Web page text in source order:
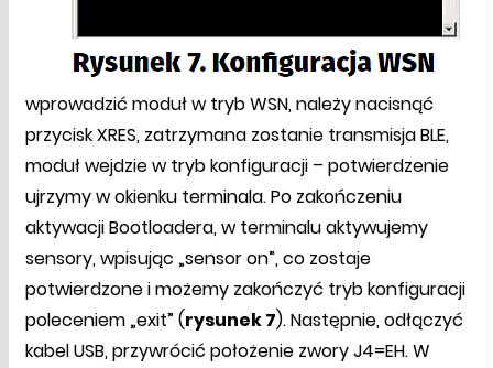
wprowadzić moduł w tryb WSN, należy nacisnąć
przycisk XRES, zatrzymana zostanie transmisja BLE,
moduł wejdzie w tryb konfiguracji – potwierdzenie
ujrzymy w okienku terminala. Po zakończeniu
aktywacji Bootloadera, w terminalu aktywujemy
sensory, wpisując „sensor on”, co zostaje
potwierdzone i możemy zakończyć tryb konfiguracji
poleceniem „exit” (rysunek 7). Następnie, odłączyć
kabel USB, przywrócić położenie zwory J4=EH. W